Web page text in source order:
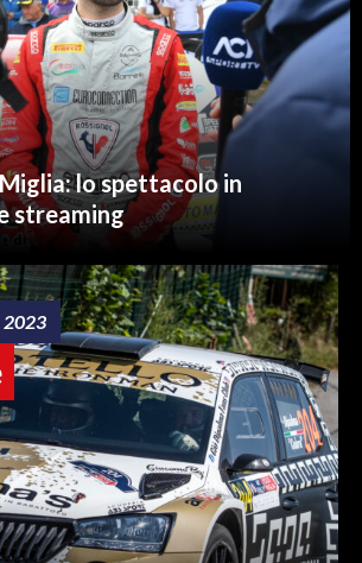
lo spettacolo in
streaming
2023